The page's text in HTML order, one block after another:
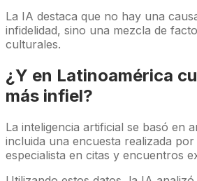
La IA destaca que no hay una
infidelidad, sino una mezcla de
culturales.
¿Y en Latinoamérica
más infiel?
La inteligencia artificial se basó en
incluida una encuesta realizada por
especialista en citas y encuentros